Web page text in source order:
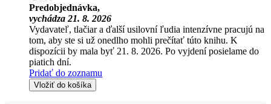
Predobjednávka,
vychádza 21. 8. 2026
Vydavateľ, tlačiar a ďalší usilovní ľudia intenzívne pracujú na
tom, aby ste si už onedlho mohli prečítať túto knihu. K
dispozícii by mala byť 21. 8. 2026. Po vyjdení posielame do
piatich dní.
Pridať do zoznamu
Vložiť do košíka